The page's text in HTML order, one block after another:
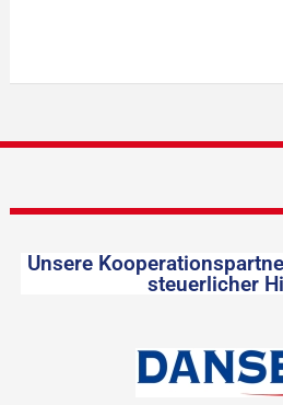
Unsere
steuerlicher